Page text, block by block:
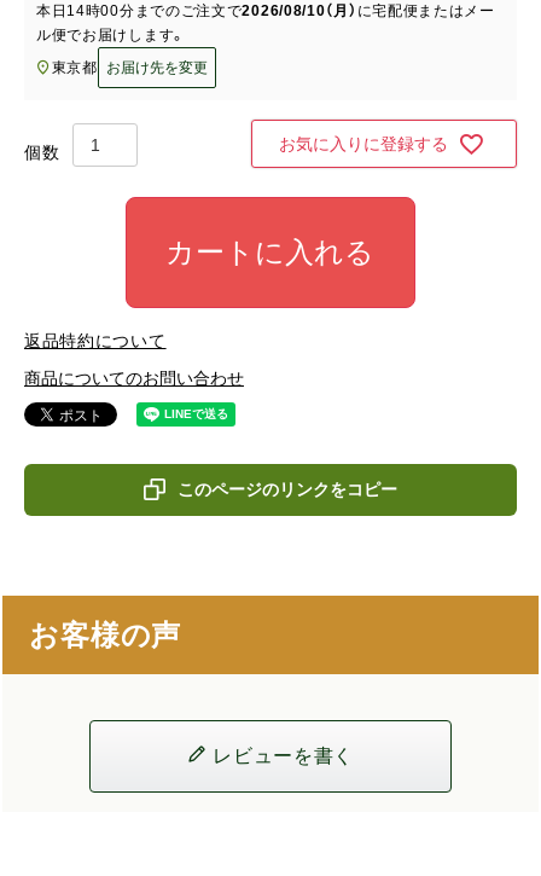
本日 14時00分 までのご注文で2026/08/10（月） に宅配便またはメー
ル便でお届けします。
東京都
お届け先を変更
お気に入りに登録する
カートに入れる
返品特約について
商品についてのお問い合わせ
このページのリンクをコピー
お客様の声
レビューを書く